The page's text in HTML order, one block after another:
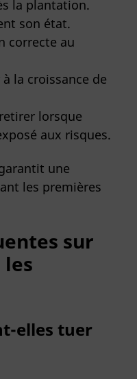
la plantation.
son état.
correcte au
la croissance de
lorsque
aux risques.
une
les premières
sur
les
elles tuer